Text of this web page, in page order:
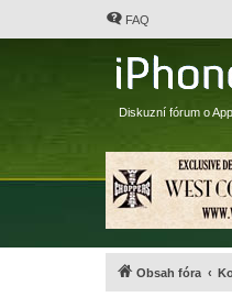
FAQ
Diskuzní fórum o
Obsah fóra